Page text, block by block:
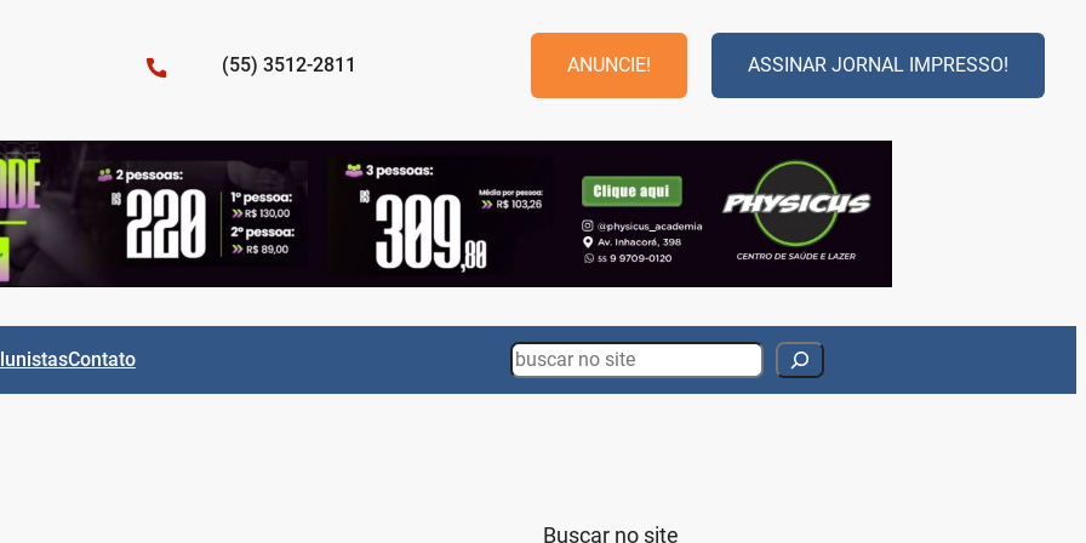
(55) 3512-2811 ANUNCIE! ASSINAR JORNAL IMPRESSO!
Contato Search
Buscar no site